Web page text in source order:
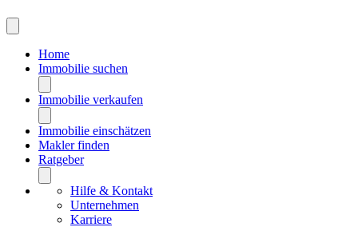
Home
Immobilie suchen
Immobilie verkaufen
Immobilie einschätzen
Makler finden
Ratgeber
Hilfe & Kontakt
Unternehmen
Karriere